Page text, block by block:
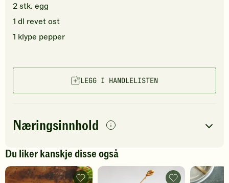
2stk. egg
1 dl revet ost
1 klype pepper
LEGG I HANDLELISTEN
Næringsinnhold
per porsjon
Navn på
næringsstoffetantall
Energi 924kcal
Du liker kanskje disse også
Vaffel
Eggsandwich